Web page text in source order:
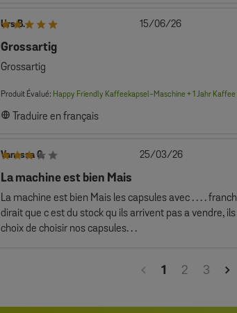
Urs B.
Grossartig
Grossartig
Produit Évalué: Happy Friendly Kaffeekapsel-Maschine + 1 Jahr Kaffee
Traduire en français
Date
15/06/26
Vanessa G.
La machine est bien Mais
La machine est bien Mais les capsules avec . . . .
dirait que c est du stock qu ils arrivent pas a vendre,
choix de choisir nos capsules. . .
Date
25/03/26
1 2 3